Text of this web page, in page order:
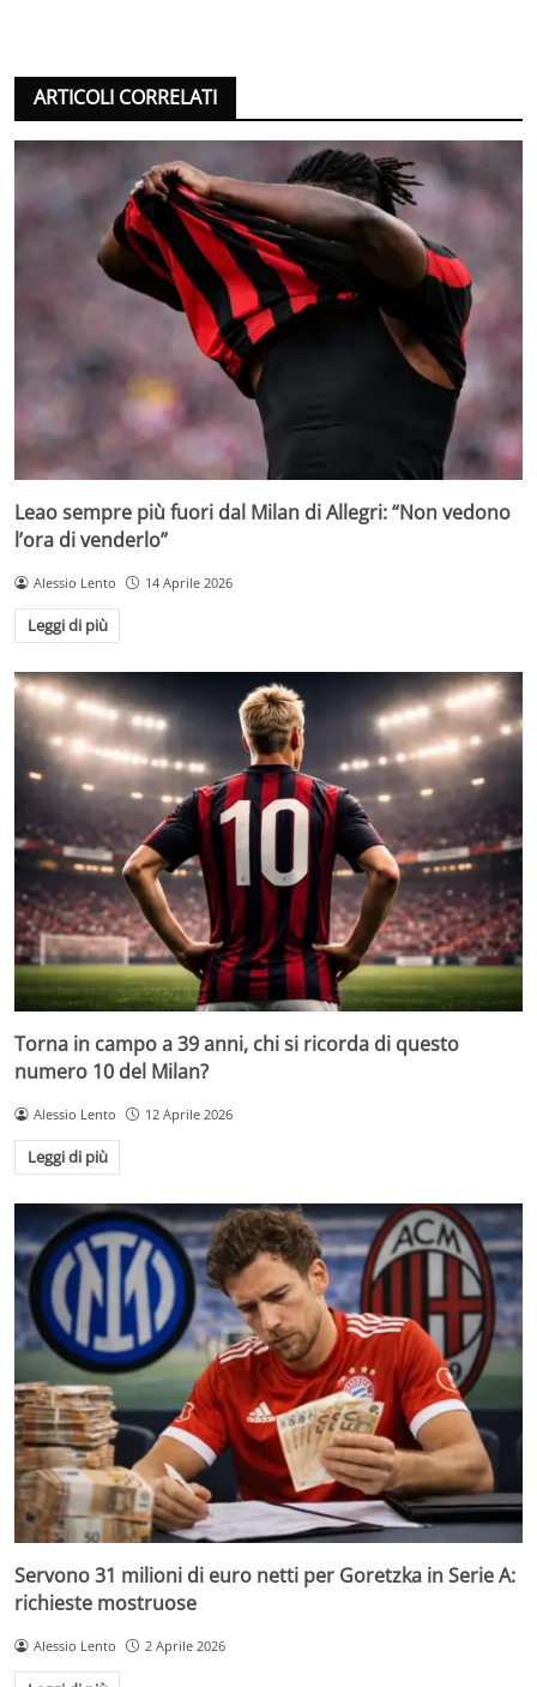
ARTICOLI CORRELATI
Leao sempre più fuori dal Milan di Allegri: “Non vedono
l’ora di venderlo”
Alessio Lento 14 Aprile 2026
Leggi di più
Torna in campo a 39 anni, chi si ricorda di questo
numero 10 del Milan?
Alessio Lento 12 Aprile 2026
Leggi di più
Servono 31 milioni di euro netti per Goretzka in Serie A:
richieste mostruose
Alessio Lento 2 Aprile 2026